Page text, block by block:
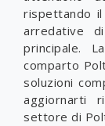
rispettando
arredative
principale.
comparto
soluzioni
aggiornarti
settore di